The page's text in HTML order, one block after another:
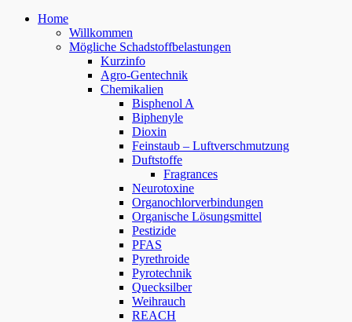
Home
Willkommen
Mögliche Schadstoffbelastungen
Kurzinfo
Agro-Gentechnik
Chemikalien
Bisphenol A
Biphenyle
Dioxin
Feinstaub – Luftverschmutzung
Duftstoffe
Fragrances
Neurotoxine
Organochlorverbindungen
Organische Lösungsmittel
Pestizide
PFAS
Pyrethroide
Pyrotechnik
Quecksilber
Weihrauch
REACH